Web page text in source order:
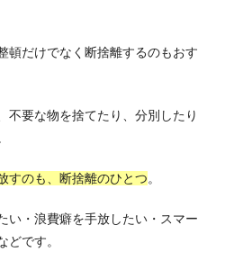
頓だけでなく断捨離するのもおす
不要な物を捨てたり、分別したり
すのも、断捨離のひとつ。
い・浪費癖を手放したい・スマー
どです。